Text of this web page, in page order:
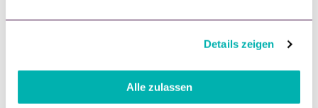
Details zeigen
Alle zulassen